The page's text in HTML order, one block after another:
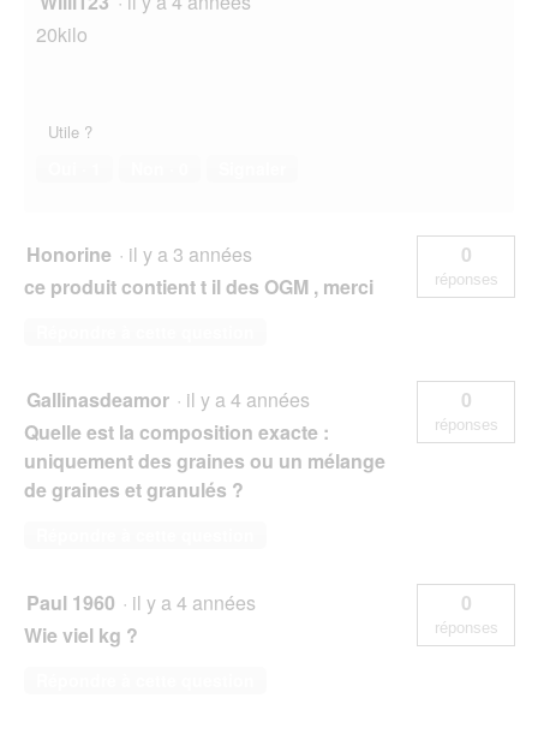
20kilo
Utile ?
Honorine · il y a 3 années
ce produit contient t il des OGM , merci
0
réponses
Gallinasdeamor · il y a 4 années
Quelle est la composition exacte :
uniquement des graines ou un mélange
de graines et granulés ?
0
réponses
Paul 1960 · il y a 4 années
Wie viel kg ?
0
réponses